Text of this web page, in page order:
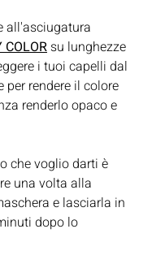
all'asciugatura
COLOR su lunghezze
i tuoi capelli dal
per rendere il colore
renderlo opaco e
che voglio darti è
una volta alla
e lasciarla in
dopo lo